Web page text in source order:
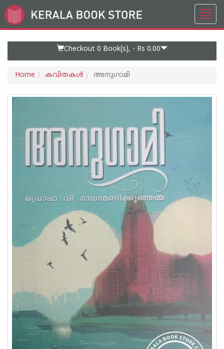
Go
to
Checkout 0 Book(s), - Rs 0.00
Home കവിതകള്‍ അനുഗാമി